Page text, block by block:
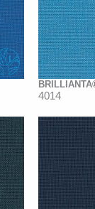
4014